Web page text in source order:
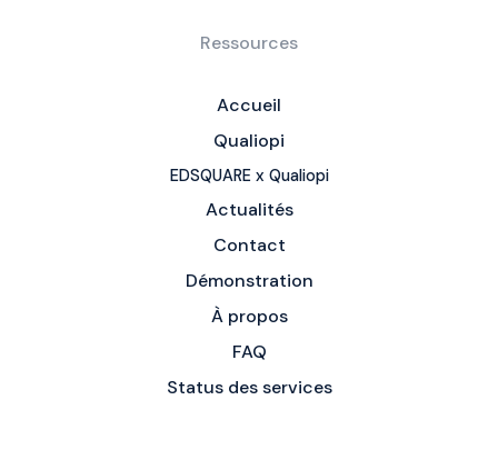
Ressources
Accueil
Qualiopi
EDSQUARE x Qualiopi
Actualités
Contact
Démonstration
À propos
FAQ
Status des services